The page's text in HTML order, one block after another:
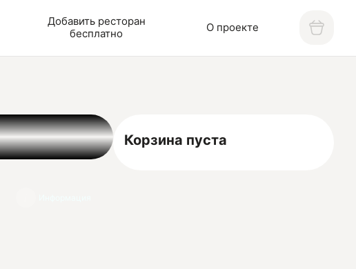
Добавить ресторан
бесплатно
О проекте
Корзина пуста